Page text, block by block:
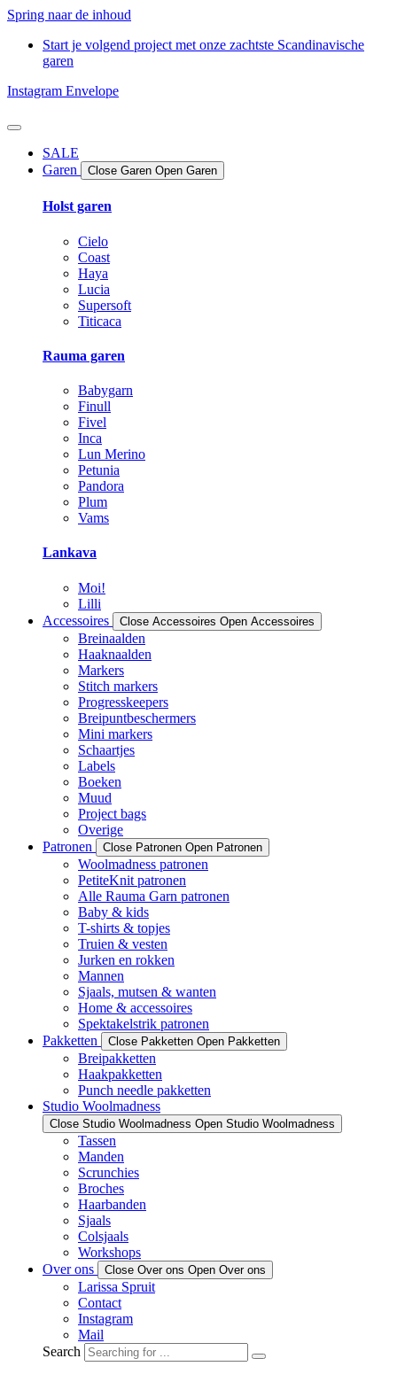
Spring naar de inhoud
Start je volgend project met onze zachtste Scandinavische
garen
Instagram Envelope
SALE
Garen
Close Garen Open Garen
Holst garen
Cielo
Coast
Haya
Lucia
Supersoft
Titicaca
Rauma garen
Babygarn
Finull
Fivel
Inca
Lun Merino
Petunia
Pandora
Plum
Vams
Lankava
Moi!
Lilli
Accessoires
Close Accessoires Open Accessoires
Breinaalden
Haaknaalden
Markers
Stitch markers
Progresskeepers
Breipuntbeschermers
Mini markers
Schaartjes
Labels
Boeken
Muud
Project bags
Overige
Patronen
Close Patronen Open Patronen
Woolmadness patronen
PetiteKnit patronen
Alle Rauma Garn patronen
Baby & kids
T-shirts & topjes
Truien & vesten
Jurken en rokken
Mannen
Sjaals, mutsen & wanten
Home & accessoires
Spektakelstrik patronen
Pakketten
Close Pakketten Open Pakketten
Breipakketten
Haakpakketten
Punch needle pakketten
Studio Woolmadness
Close Studio Woolmadness Open Studio Woolmadness
Tassen
Manden
Scrunchies
Broches
Haarbanden
Sjaals
Colsjaals
Workshops
Over ons
Close Over ons Open Over ons
Larissa Spruit
Contact
Instagram
Mail
Search